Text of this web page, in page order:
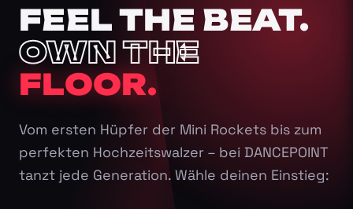
FEEL THE BEAT.
OWN THE
FLOOR.
Vom ersten Hüpfer der Mini Rockets bis zum
perfekten Hochzeitswalzer – bei DANCEPOINT
tanzt jede Generation. Wähle deinen Einstieg: